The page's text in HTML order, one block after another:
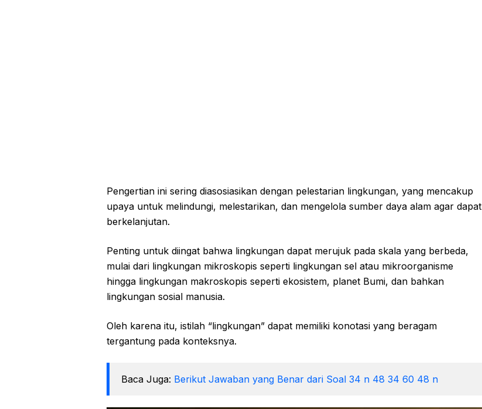
Pengertian ini sering diasosiasikan dengan pelestarian lingkungan, yang mencakup
upaya untuk melindungi, melestarikan, dan mengelola sumber daya alam agar dapat
berkelanjutan.
Penting untuk diingat bahwa lingkungan dapat merujuk pada skala yang berbeda,
mulai dari lingkungan mikroskopis seperti lingkungan sel atau mikroorganisme
hingga lingkungan makroskopis seperti ekosistem, planet Bumi, dan bahkan
lingkungan sosial manusia.
Oleh karena itu, istilah “lingkungan” dapat memiliki konotasi yang beragam
tergantung pada konteksnya.
Baca Juga: Berikut Jawaban yang Benar dari Soal 34 n 48 34 60 48 n